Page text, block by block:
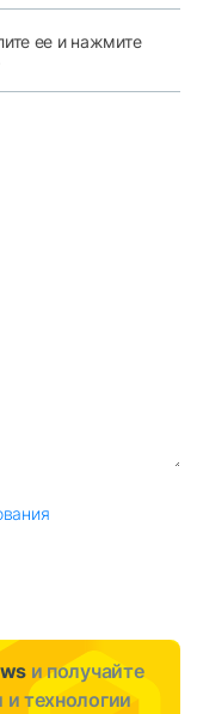
ее и нажмите
и получайте
технологии